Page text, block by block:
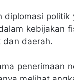
diplomasi
kebijakan
dan daerah.
penerimaan